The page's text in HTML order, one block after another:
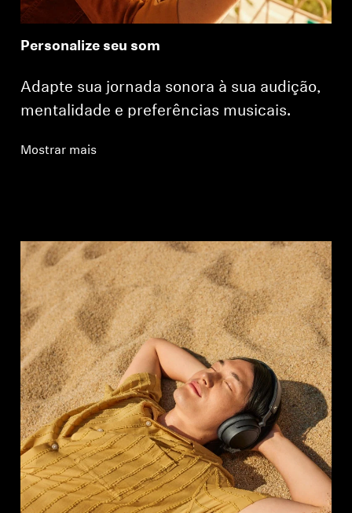
Personalize seu som
Adapte sua jornada sonora à sua audição,
mentalidade e preferências musicais.
Mostrar mais